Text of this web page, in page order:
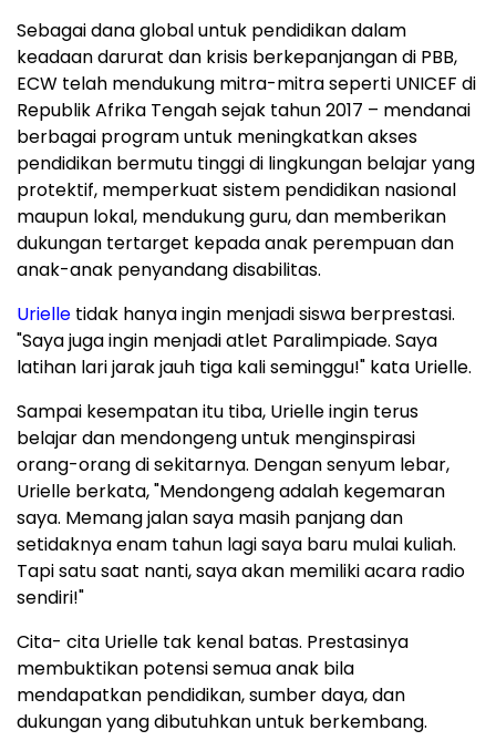
Sebagai dana global untuk pendidikan dalam
keadaan darurat dan krisis berkepanjangan di PBB,
ECW telah mendukung mitra-mitra seperti UNICEF di
Republik Afrika Tengah sejak tahun 2017 – mendanai
berbagai program untuk meningkatkan akses
pendidikan bermutu tinggi di lingkungan belajar yang
protektif, memperkuat sistem pendidikan nasional
maupun lokal, mendukung guru, dan memberikan
dukungan tertarget kepada anak perempuan dan
anak-anak penyandang disabilitas.
Urielle tidak hanya ingin menjadi siswa berprestasi.
"Saya juga ingin menjadi atlet Paralimpiade. Saya
latihan lari jarak jauh tiga kali seminggu!" kata Urielle.
Sampai kesempatan itu tiba, Urielle ingin terus
belajar dan mendongeng untuk menginspirasi
orang-orang di sekitarnya. Dengan senyum lebar,
Urielle berkata, "Mendongeng adalah kegemaran
saya. Memang jalan saya masih panjang dan
setidaknya enam tahun lagi saya baru mulai kuliah.
Tapi satu saat nanti, saya akan memiliki acara radio
sendiri!"
Cita- cita Urielle tak kenal batas. Prestasinya
membuktikan potensi semua anak bila
mendapatkan pendidikan, sumber daya, dan
dukungan yang dibutuhkan untuk berkembang.